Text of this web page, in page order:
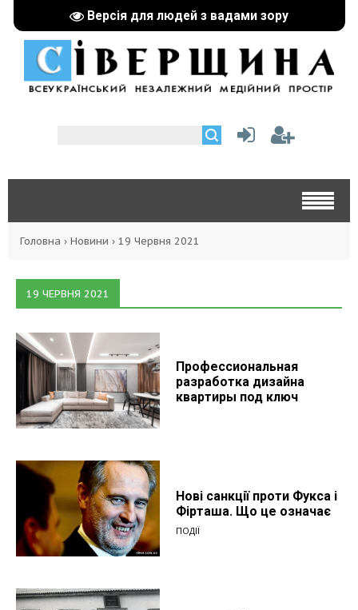
Версія для людей з вадами зору
Головна › Новини › 19 Червня 2021
19 ЧЕРВНЯ 2021
Профессиональная
разработка дизайна
квартиры под ключ
Нові санкції проти Фукса і
Фірташа. Що це означає
ПОДІЇ